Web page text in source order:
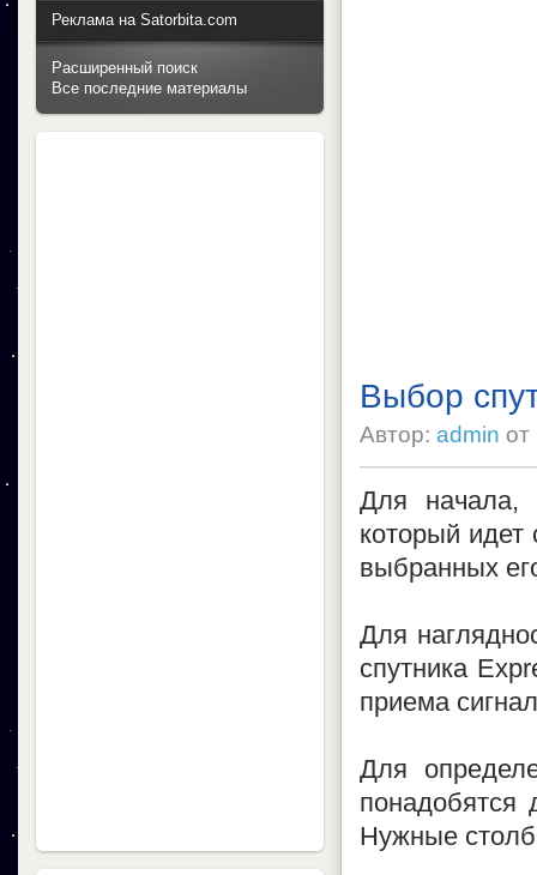
Выбор
Автор: admin от
Для начала,
который идет
выбранных
Для
спутника
приема
Для
понадобятся
Нужные
Реклама на Satorbita.com
Расширенный поиск
Все последние материалы